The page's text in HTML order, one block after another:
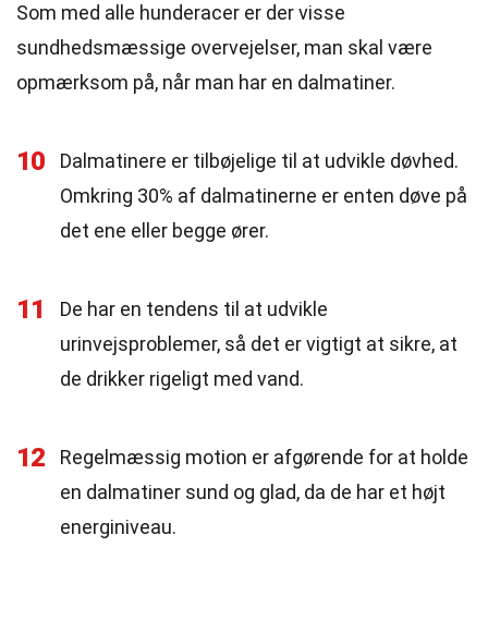
Som med alle hunderacer er der visse
sundhedsmæssige overvejelser, man skal være
opmærksom på, når man har en dalmatiner.
10
Dalmatinere er tilbøjelige til at udvikle døvhed.
Omkring 30% af dalmatinerne er enten døve på
det ene eller begge ører.
11
De har en tendens til at udvikle
urinvejsproblemer, så det er vigtigt at sikre, at
de drikker rigeligt med vand.
12
Regelmæssig motion er afgørende for at holde
en dalmatiner sund og glad, da de har et højt
energiniveau.